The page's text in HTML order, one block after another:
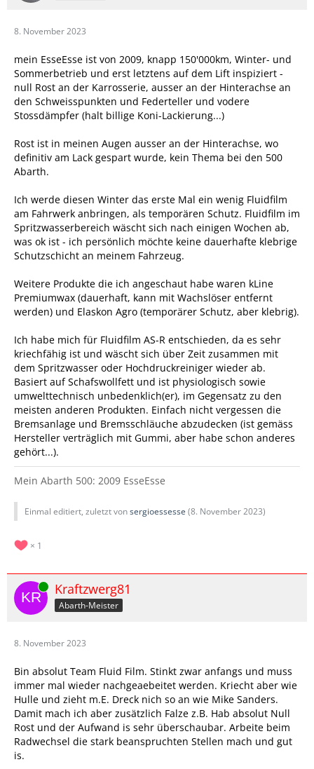
8. November 2023
mein EsseEsse ist von 2009, knapp 150'000km, Winter- und
Sommerbetrieb und erst letztens auf dem Lift inspiziert -
null Rost an der Karrosserie, ausser an der Hinterachse an
den Schweisspunkten und Federteller und vodere
Stossdämpfer (halt billige Koni-Lackierung...)
Rost ist in meinen Augen ausser an der Hinterachse, wo
definitiv am Lack gespart wurde, kein Thema bei den 500
Abarth.
Ich werde diesen Winter das erste Mal ein wenig Fluidfilm
am Fahrwerk anbringen, als temporären Schutz. Fluidfilm im
Spritzwasserbereich wäscht sich nach einigen Wochen ab,
was ok ist - ich persönlich möchte keine dauerhafte klebrige
Schutzschicht an meinem Fahrzeug.
Weitere Produkte die ich angeschaut habe waren kLine
Premiumwax (dauerhaft, kann mit Wachslöser entfernt
werden) und Elaskon Agro (temporärer Schutz, aber klebrig).
Ich habe mich für Fluidfilm AS-R entschieden, da es sehr
kriechfähig ist und wäscht sich über Zeit zusammen mit
dem Spritzwasser oder Hochdruckreiniger wieder ab.
Basiert auf Schafswollfett und ist physiologisch sowie
umwelttechnisch unbedenklich(er), im Gegensatz zu den
meisten anderen Produkten. Einfach nicht vergessen die
Bremsanlage und Bremsschläuche abzudecken (ist gemäss
Hersteller verträglich mit Gummi, aber habe schon anderes
gehört...).
Mein Abarth 500: 2009 EsseEsse
Einmal editiert, zuletzt vonsergioessesse (8. November 2023)
1
Online Kraftzwerg81
Abarth-Meister
8. November 2023
Bin absolut Team Fluid Film. Stinkt zwar anfangs und muss
immer mal wieder nachgeaebeitet werden. Kriecht aber wie
Hulle und zieht m.E. Dreck nich so an wie Mike Sanders.
Damit mach ich aber zusätzlich Falze z.B. Hab absolut Null
Rost und der Aufwand is sehr überschaubar. Arbeite beim
Radwechsel die stark beanspruchten Stellen mach und gut
is.